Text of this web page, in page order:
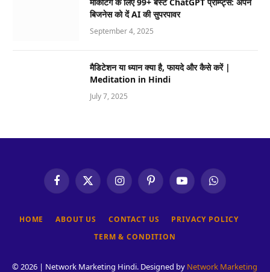
बिजनेस को दें AI की सुपरपावर
September 4, 2025
मैडिटेशन या ध्यान क्या है, फायदे और कैसे करें |
Meditation in Hindi
July 7, 2025
FacebookX
(Twitter)
InstagramPinterestYouTubeWhatsApp
HOME ABOUT US CONTACT US
PRIVACY POLICY
TERM & CONDITION
© 2026 | Network Marketing Hindi. Designed by Network Marketing